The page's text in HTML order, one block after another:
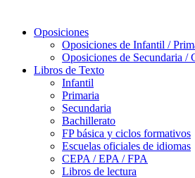
Oposiciones
Oposiciones de Infantil /
Oposiciones de Secundaria /
Libros de Texto
Infantil
Primaria
Secundaria
Bachillerato
FP básica y ciclos formativos
Escuelas oficiales de idiomas
CEPA / EPA / FPA
Libros de lectura